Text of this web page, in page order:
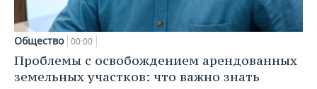
Общество 00:00
Проблемы с освобождением арендованных
земельных участков: что важно знать